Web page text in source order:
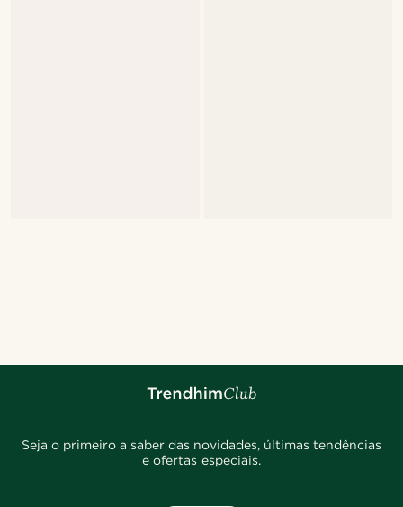
Seja o primeiro a saber das novidades, últimas tendências
e ofertas especiais.